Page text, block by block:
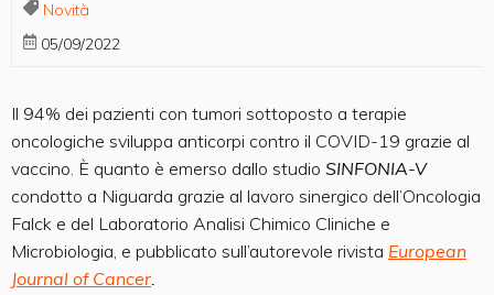
Novità
05/09/2022
Il 94% dei pazienti con tumori sottoposto a terapie
oncologiche sviluppa anticorpi contro il COVID-19 grazie al
vaccino. È quanto è emerso dallo studio SINFONIA-V
condotto a Niguarda grazie al lavoro sinergico dell’Oncologia
Falck e del Laboratorio Analisi Chimico Cliniche e
Microbiologia, e pubblicato sull’autorevole rivista European
Journal of Cancer